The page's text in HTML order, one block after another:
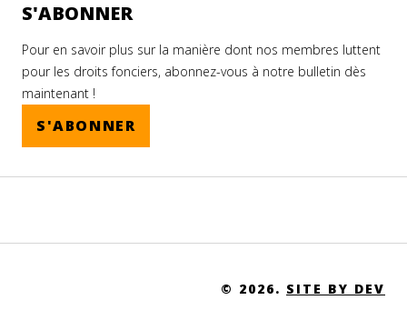
S'ABONNER
Pour en savoir plus sur la manière dont nos membres luttent
pour les droits fonciers, abonnez-vous à notre bulletin dès
maintenant !
S'ABONNER
© 2026. SITE BY DEV